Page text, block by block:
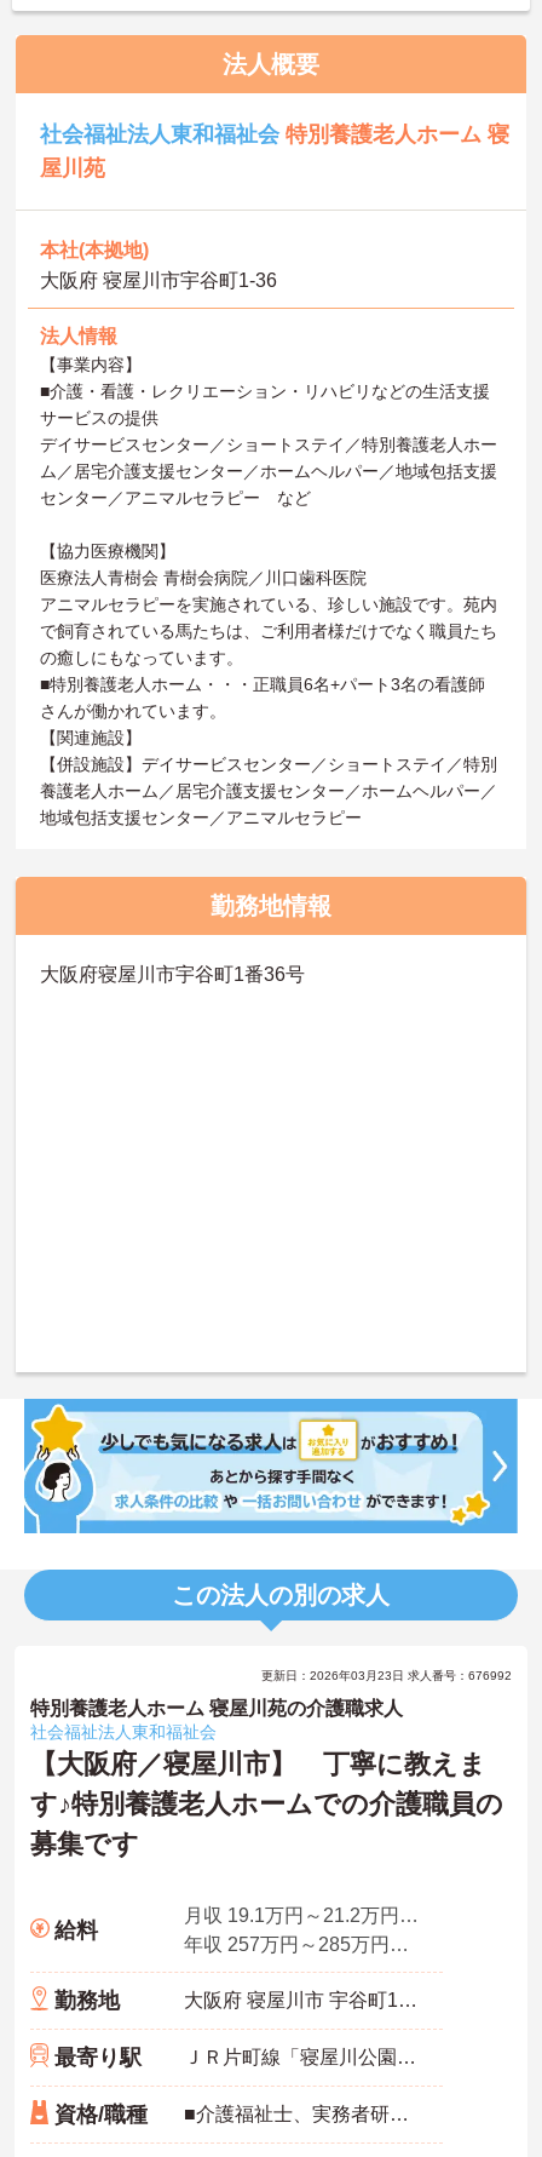
法人概要
社会福祉法人東和福祉会特別養護老人ホーム 寝
屋川苑
本社(本拠地)
大阪府 寝屋川市宇谷町1‐36
法人情報
【事業内容】
■介護・看護・レクリエーション・リハビリなどの生活支援
サービスの提供
デイサービスセンター／ショートステイ／特別養護老人ホー
ム／居宅介護支援センター／ホームヘルパー／地域包括支援
センター／アニマルセラピー など
【協力医療機関】
医療法人青樹会 青樹会病院／川口歯科医院
アニマルセラピーを実施されている、珍しい施設です。苑内
で飼育されている馬たちは、ご利用者様だけでなく職員たち
の癒しにもなっています。
■特別養護老人ホーム・・・正職員6名+パート3名の看護師
さんが働かれています。
【関連施設】
【併設施設】デイサービスセンター／ショートステイ／特別
養護老人ホーム／居宅介護支援センター／ホームヘルパー／
地域包括支援センター／アニマルセラピー
勤務地情報
大阪府寝屋川市宇谷町1番36号
この法人の別の求人
更新日：2026年03月23日 求人番号：676992
特別養護老人ホーム 寝屋川苑の介護職求人
社会福祉法人東和福祉会
【大阪府／寝屋川市】 丁寧に教えま
す♪特別養護老人ホームでの介護職員の
募集です
給料
月収 19.1万円～21.2万円（諸手当込）
年収 257万円～285万円程度（賞与・諸手当込）
勤務地 大阪府 寝屋川市 宇谷町1番36号
最寄り駅 ＪＲ片町線「寝屋川公園駅」バス・車9分
資格/職種 ■介護福祉士、実務者研修（ヘルパー1級）、初任者研修（ヘルパー2級）のいずれか ※経験あれば尚可